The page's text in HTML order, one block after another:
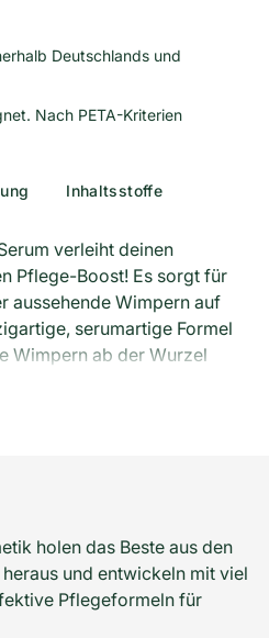
Deutschlands und
Nach PETA-Kriterien
Inhaltsstoffe
verleiht deinen
Pflege-Boost! Es sorgt für
aussehende Wimpern auf
serumartige Formel
Wimpern ab der Wurzel
intensive Pflege– ohne
Wimpern entgegen und
an– für einen
auch ohne Mascara.
wertvolle Inhaltsstoffe
holen das Beste aus den
und entwickeln mit viel
Pflegeformeln für